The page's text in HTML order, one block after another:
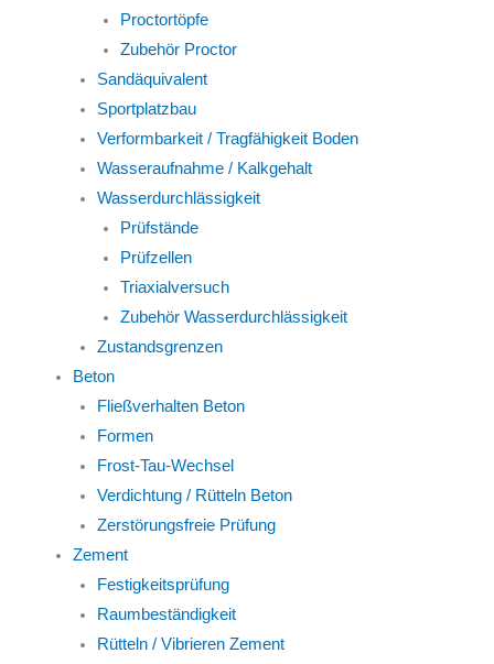
Proctortöpfe
Zubehör Proctor
Sandäquivalent
Sportplatzbau
Verformbarkeit / Tragfähigkeit Boden
Wasseraufnahme / Kalkgehalt
Wasserdurchlässigkeit
Prüfstände
Prüfzellen
Triaxialversuch
Zubehör Wasserdurchlässigkeit
Zustandsgrenzen
Beton
Fließverhalten Beton
Formen
Frost-Tau-Wechsel
Verdichtung / Rütteln Beton
Zerstörungsfreie Prüfung
Zement
Festigkeitsprüfung
Raumbeständigkeit
Rütteln / Vibrieren Zement